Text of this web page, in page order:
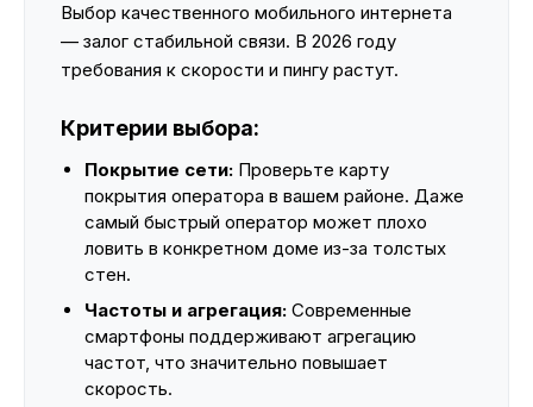
Выбор качественного мобильного интернета
— залог стабильной связи. В 2026 году
требования к скорости и пингу растут.
Критерии выбора:
Покрытие сети: Проверьте карту
покрытия оператора в вашем районе. Даже
самый быстрый оператор может плохо
ловить в конкретном доме из-за толстых
стен.
Частоты и агрегация: Современные
смартфоны поддерживают агрегацию
частот, что значительно повышает
скорость.